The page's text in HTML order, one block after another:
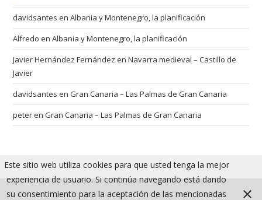
davidsantes enAlbania y Montenegro, la planificación
Alfredo enAlbania y Montenegro, la planificación
Javier Hernández Fernández enNavarra medieval – Castillo de
Javier
davidsantes enGran Canaria – Las Palmas de Gran Canaria
peterenGran Canaria – Las Palmas de Gran Canaria
Este sitio web utiliza cookies para que usted tenga la mejor
experiencia de usuario. Si continúa navegando está dando
su consentimiento para la aceptación de las mencionadas